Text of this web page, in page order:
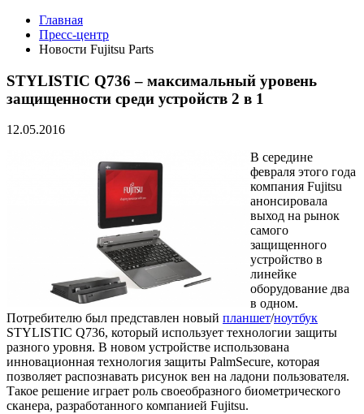
Главная
Пресс-центр
Новости Fujitsu Parts
STYLISTIC Q736 – максимальный уровень
защищенности среди устройств 2 в 1
12.05.2016
В середине
февраля этого года
компания Fujitsu
анонсировала
выход на рынок
самого
защищенного
устройство в
линейке
оборудование два
в одном.
Потребителю был представлен новый планшет/ноутбук
STYLISTIC Q736, который использует технологии защиты
разного уровня. В новом устройстве использована
инновационная технология защиты PalmSecure, которая
позволяет распознавать рисунок вен на ладони пользователя.
Такое решение играет роль своеобразного биометрического
сканера, разработанного компанией Fujitsu.